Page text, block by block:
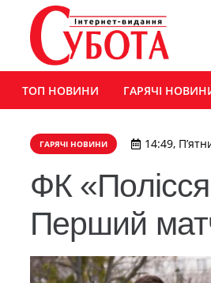
ТОП НОВИНИ ГАРЯЧІ
ГАРЯЧІ НОВИНИ 14:49,
ФК
Перший